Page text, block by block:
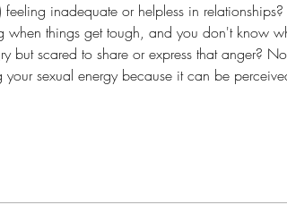
feeling inadequate or helpless in relationships?
when things get tough, and you don't know
but scared to share or express that anger?
sexual energy because it can be